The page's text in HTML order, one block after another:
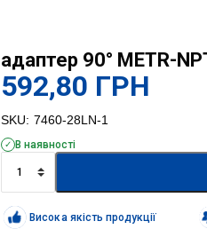
адаптер 90° METR-
592,80 ГРН
SKU: 7460-28LN-1
В наявності
90°
METR-
NPT
28L
Висока якість продукції